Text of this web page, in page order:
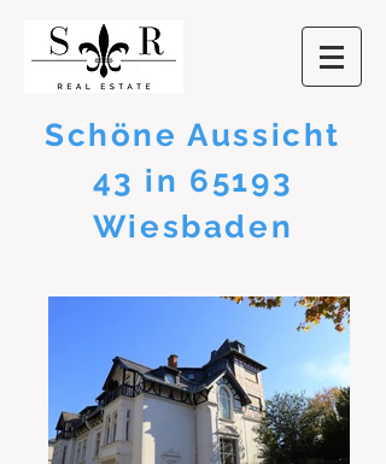
Schöne Aussicht
43 in 65193
Wiesbaden